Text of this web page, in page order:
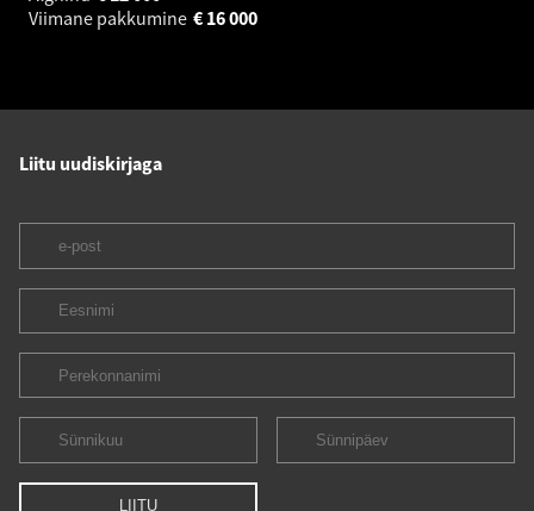
Viimane pakkumine
16 000
€
Liitu uudiskirjaga